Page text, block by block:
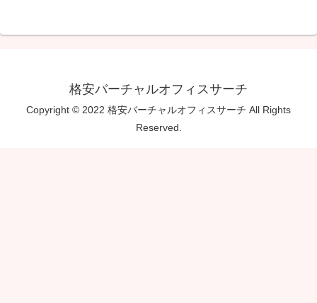
格安バーチャルオフィスサーチ
Copyright © 2022 格安バーチャルオフィスサーチ All Rights
Reserved.